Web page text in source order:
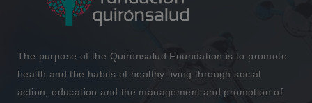
The purpose of the Quirónsalud Foundation is to promote
health and the habits of healthy living through social
action, education and the management and promotion of